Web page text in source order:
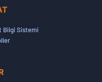
Bilgi Sistemi